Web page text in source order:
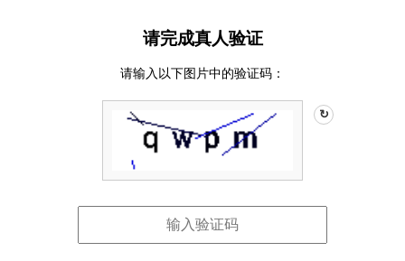
请完成真人验证
请输入以下图片中的验证码：
↻